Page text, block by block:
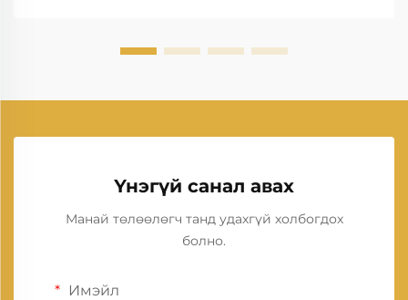
Үнэгүй санал авах
Манай төлөөлөгч танд удахгүй холбогдох
болно.
Имэйл